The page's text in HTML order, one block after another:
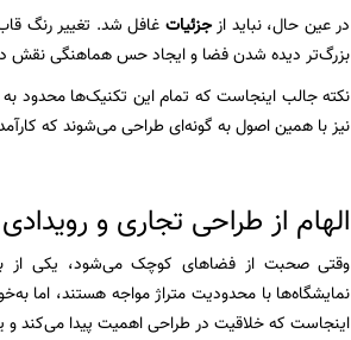
در عین حال، نباید ازجزئیات غافل شد. تغییر رنگ
بزرگ‌تر دیده شدن فضا و ایجاد حس هماهنگی نقش
نکته جالب اینجاست که تمام این تکنیک‌ها محدود
نیز با همین اصول به گونه‌ای طراحی می‌شوند که
الهام از طراحی تجاری و رویدادی
وقتی صحبت از فضاهای کوچک می‌شود، یکی از
نمایشگاه‌ها با محدودیت متراژ مواجه هستند، اما
اینجاست که خلاقیت در طراحی اهمیت پیدا می‌کند